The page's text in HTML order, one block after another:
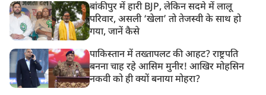
बांकीपुर में हारी BJP, लेकिन सदमे में लालू
परिवार, असली ‘खेला’ तो तेजस्वी के साथ हो
गया, जानें कैसे
पाकिस्तान में तख्तापलट की आहट? राष्ट्रपति
बनना चाह रहे आसिम मुनीर! आखिर मोहसिन
नकवी को ही क्यों बनाया मोहरा?